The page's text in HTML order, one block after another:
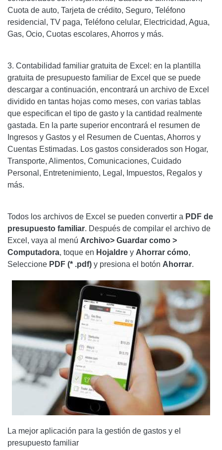
Cuota de auto, Tarjeta de crédito, Seguro, Teléfono
residencial, TV paga, Teléfono celular, Electricidad, Agua,
Gas, Ocio, Cuotas escolares, Ahorros y más.
3. Contabilidad familiar gratuita de Excel: en la plantilla
gratuita de presupuesto familiar de Excel que se puede
descargar a continuación, encontrará un archivo de Excel
dividido en tantas hojas como meses, con varias tablas
que especifican el tipo de gasto y la cantidad realmente
gastada. En la parte superior encontrará el resumen de
Ingresos y Gastos y el Resumen de Cuentas, Ahorros y
Cuentas Estimadas. Los gastos considerados son Hogar,
Transporte, Alimentos, Comunicaciones, Cuidado
Personal, Entretenimiento, Legal, Impuestos, Regalos y
más.
Todos los archivos de Excel se pueden convertir a PDF de
presupuesto familiar. Después de compilar el archivo de
Excel, vaya al menú Archivo> Guardar como >
Computadora, toque en Hojaldre y Ahorrar cómo,
Seleccione PDF (* .pdf) y presiona el botón Ahorrar.
La mejor aplicación para la gestión de gastos y el
presupuesto familiar